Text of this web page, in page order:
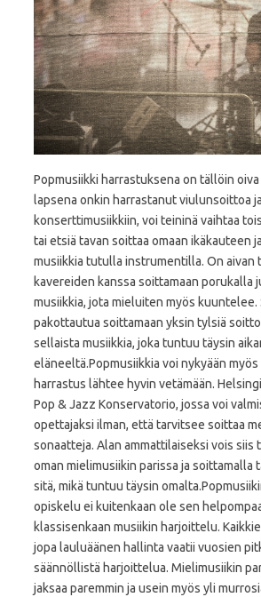
Popmusiikki harrastuksena on tällöin
lapsena onkin harrastanut viulunsoittoa
konserttimusiikkiin, voi teininä vaihtaa
tai etsiä tavan soittaa omaan ikäkauteen
musiikkia tutulla instrumentilla. On aivan
kavereiden kanssa soittamaan porukalla
musiikkia, jota mieluiten myös kuuntelee.
pakottautua soittamaan yksin tylsiä
sellaista musiikkia, joka tuntuu täysin
eläneeltä.Popmusiikkia voi nykyään
harrastus lähtee hyvin vetämään.
Pop & Jazz Konservatorio, jossa voi
opettajaksi ilman, että tarvitsee soittaa
sonaatteja. Alan ammattilaiseksi vois siis
oman mielimusiikin parissa ja soittamalla
sitä, mikä tuntuu täysin
opiskelu ei kuitenkaan ole sen
klassisenkaan musiikin harjoittelu.
jopa lauluäänen hallinta vaatii vuosien
säännöllistä harjoittelua. Mielimusiikin
jaksaa paremmin ja usein myös yli